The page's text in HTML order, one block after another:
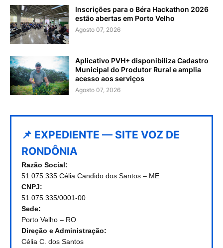
Inscrições para o Béra Hackathon 2026
estão abertas em Porto Velho
Agosto 07, 2026
Aplicativo PVH+ disponibiliza Cadastro
Municipal do Produtor Rural e amplia
acesso aos serviços
Agosto 07, 2026
📌 EXPEDIENTE — SITE VOZ DE
RONDÔNIA
Razão Social:
51.075.335 Célia Candido dos Santos – ME
CNPJ:
51.075.335/0001-00
Sede:
Porto Velho – RO
Direção e Administração:
Célia C. dos Santos